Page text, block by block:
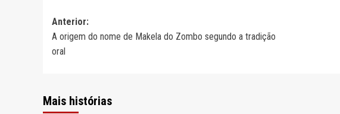
Navegação
de
Anterior:
A origem do nome de Makela do Zombo segundo a tradição
oral
Mais histórias